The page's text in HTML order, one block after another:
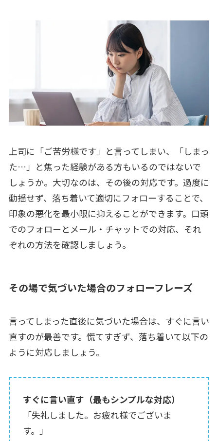
上司に「ご苦労様です」と言ってしまい、「しまっ
た…」と焦った経験がある方もいるのではないで
しょうか。大切なのは、その後の対応です。過度に
動揺せず、落ち着いて適切にフォローすることで、
印象の悪化を最小限に抑えることができます。口頭
でのフォローとメール・チャットでの対応、それ
ぞれの方法を確認しましょう。
その場で気づいた場合のフォローフレーズ
言ってしまった直後に気づいた場合は、すぐに言い
直すのが最善です。慌てすぎず、落ち着いて以下の
ように対応しましょう。
すぐに言い直す（最もシンプルな対応）
「失礼しました。お疲れ様でございま
す。」